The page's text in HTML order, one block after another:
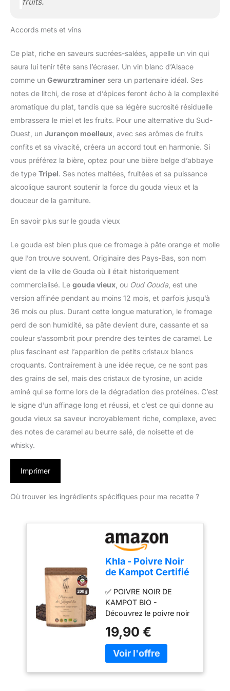
Accords mets et vins
Ce plat, riche en saveurs sucrées-salées, appelle un vin qui
saura lui tenir tête sans l’écraser. Un vin blanc d’Alsace
comme un Gewurztraminer sera un partenaire idéal. Ses
notes de litchi, de rose et d’épices feront écho à la complexité
aromatique du plat, tandis que sa légère sucrosité résiduelle
embrassera le miel et les fruits. Pour une alternative du Sud-
Ouest, un Jurançon moelleux , avec ses arômes de fruits
confits et sa vivacité, créera un accord tout en harmonie. Si
vous préférez la bière, optez pour une bière belge d’abbaye
de type Tripel. Ses notes maltées, fruitées et sa puissance
alcoolique sauront soutenir la force du gouda vieux et la
douceur de la garniture.
En savoir plus sur le gouda vieux
Le gouda est bien plus que ce fromage à pâte orange et molle
que l’on trouve souvent. Originaire des Pays-Bas, son nom
vient de la ville de Gouda où il était historiquement
commercialisé. Le gouda vieux , ou Oud Gouda , est une
version affinée pendant au moins 12 mois, et parfois jusqu’à
36 mois ou plus. Durant cette longue maturation, le fromage
perd de son humidité, sa pâte devient dure, cassante et sa
couleur s’assombrit pour prendre des teintes de caramel. Le
plus fascinant est l’apparition de petits cristaux blancs
croquants. Contrairement à une idée reçue, ce ne sont pas
des grains de sel, mais des cristaux de tyrosine, un acide
aminé qui se forme lors de la dégradation des protéines. C’est
le signe d’un affinage long et réussi, et c’est ce qui donne au
gouda vieux sa saveur incroyablement riche, complexe, avec
des notes de caramel au beurre salé, de noisette et de
whisky.
Imprimer
Où trouver les ingrédients spécifiques pour ma recette ?
Khla - Poivre Noir
de Kampot Certifié
Poivre en Grains
Biologique - Grand
Cru, Rare & Délicat
- Ingrédient Cuisine
Épice - Production
Limitée - Direct
Producteur -
✅ POIVRE NOIR DE
KAMPOT BIO -
Découvrez le poivre noir
nigrum), un poivre bio du
Cambodge à la qualité
exceptionnelle. Utilisé en
sucrées, grâce à des
19,90 €